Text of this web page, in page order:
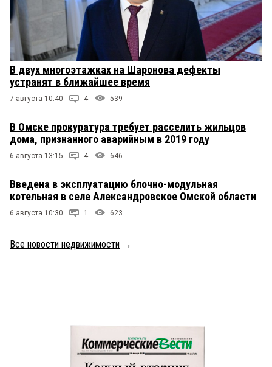
В двух многоэтажках на Шаронова дефекты
устранят в ближайшее время
7 августа 10:40 4 539
В Омске прокуратура требует расселить жильцов
дома, признанного аварийным в 2019 году
6 августа 13:15 4 646
Введена в эксплуатацию блочно-модульная
котельная в селе Александровское Омской области
6 августа 10:30 1 623
Все новости недвижимости →